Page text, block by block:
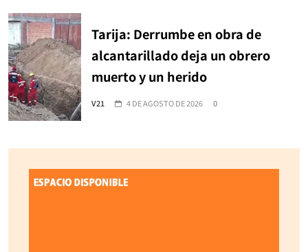
Tarija: Derrumbe en obra de
alcantarillado deja un obrero
muerto y un herido
V21 4 DE AGOSTO DE 2026 0